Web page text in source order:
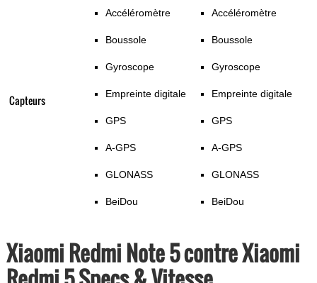
Capteurs
Accéléromètre
Boussole
Gyroscope
Empreinte digitale
GPS
A-GPS
GLONASS
BeiDou
Accéléromètre
Boussole
Gyroscope
Empreinte digitale
GPS
A-GPS
GLONASS
BeiDou
Xiaomi Redmi Note 5 contre Xiaomi